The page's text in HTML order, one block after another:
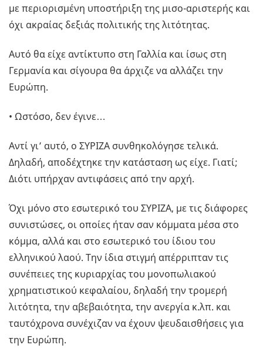
με περιορισμένη υποστήριξη της μισο-αριστερής και
όχι ακραίας δεξιάς πολιτικής της λιτότητας.
Αυτό θα είχε αντίκτυπο στη Γαλλία και ίσως στη
Γερμανία και σίγουρα θα άρχιζε να αλλάζει την
Ευρώπη.
• Ωστόσο, δεν έγινε…
Αντί γι’ αυτό, ο ΣΥΡΙΖΑ συνθηκολόγησε τελικά.
Δηλαδή, αποδέχτηκε την κατάσταση ως είχε. Γιατί;
Διότι υπήρχαν αντιφάσεις από την αρχή.
Όχι μόνο στο εσωτερικό του ΣΥΡΙΖΑ, με τις διάφορες
συνιστώσες, οι οποίες ήταν σαν κόμματα μέσα στο
κόμμα, αλλά και στο εσωτερικό του ίδιου του
ελληνικού λαού. Την ίδια στιγμή απέρριπταν τις
συνέπειες της κυριαρχίας του μονοπωλιακού
χρηματιστικού κεφαλαίου, δηλαδή την τρομερή
λιτότητα, την αβεβαιότητα, την ανεργία κ.λπ. και
ταυτόχρονα συνέχιζαν να έχουν ψευδαισθήσεις για
την Ευρώπη.